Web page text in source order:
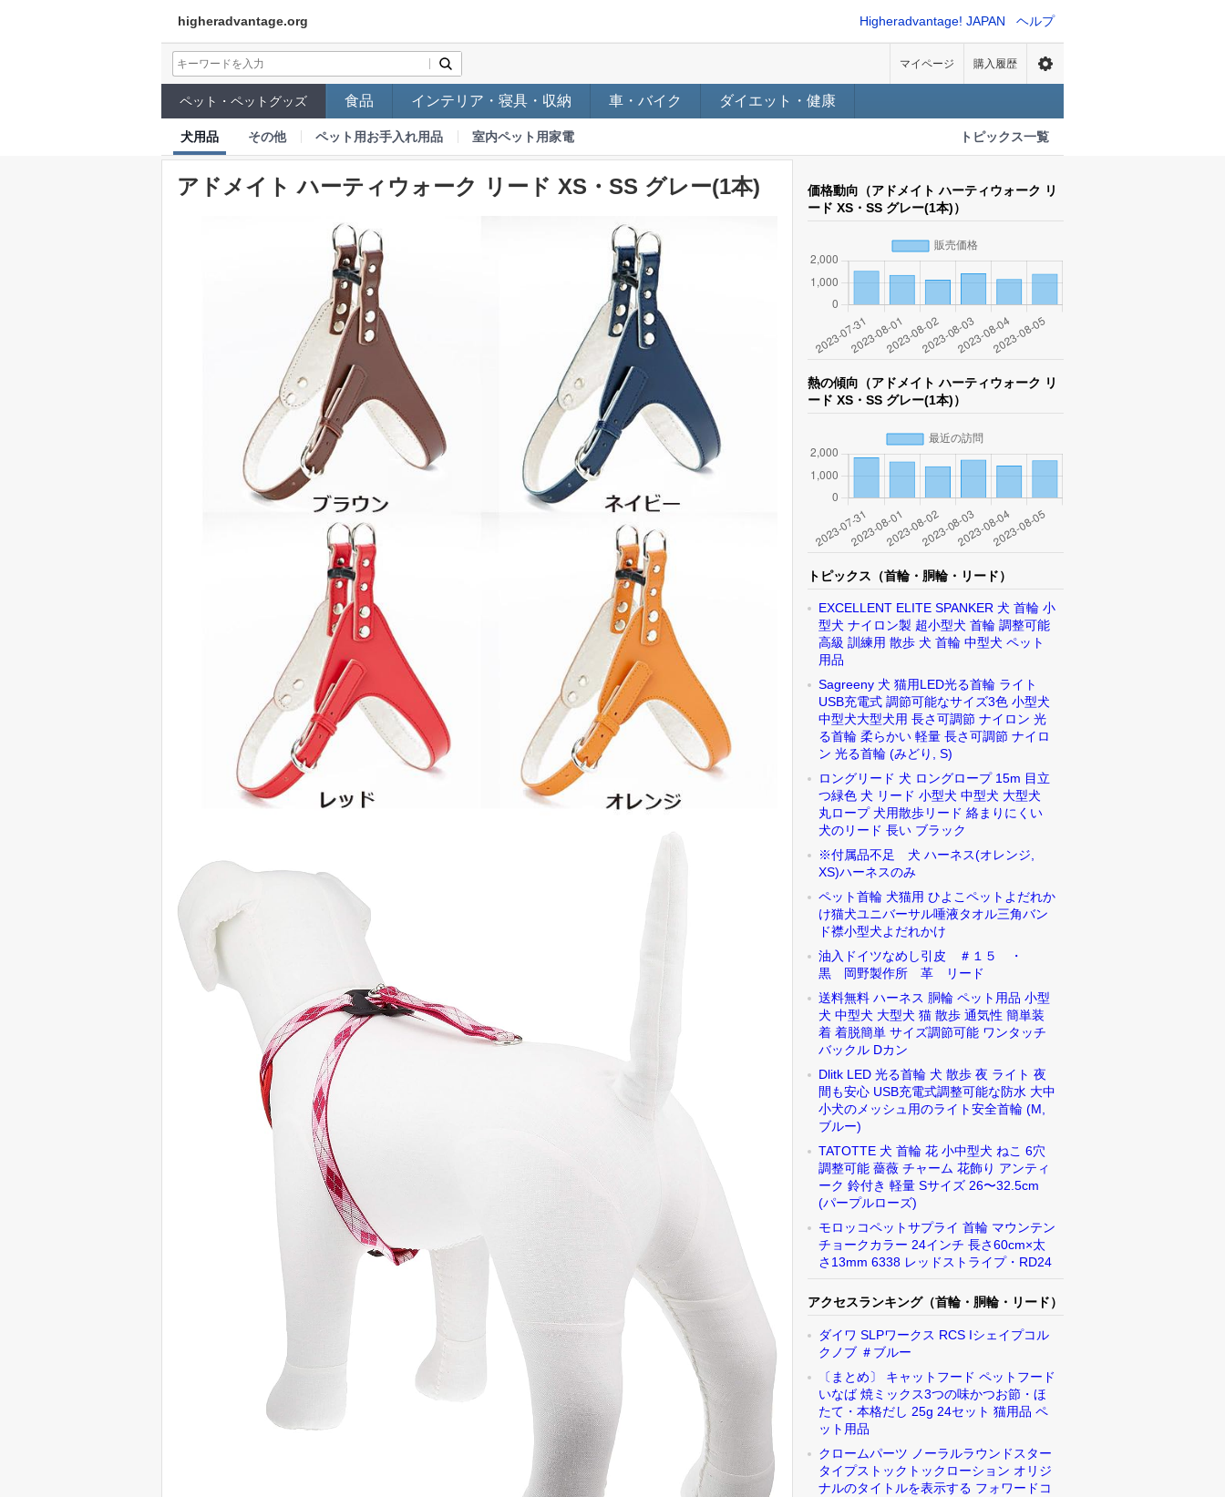
higheradvantage.org Higheradvantage! JAPAN ヘルプ
マイページ 購入履歴
ペット・ペットグッズ 食品 インテリア・寝具・収納 車・バイク ダイエット・健康
犬用品 その他 ペット用お手入れ用品 室内ペット用家電 トピックス一覧
アドメイト ハーティウォーク リード XS・SS グレー(1本)
価格動向（アドメイト ハーティウォーク リ
ード XS・SS グレー(1本)）
熱の傾向（アドメイト ハーティウォーク リ
ード XS・SS グレー(1本)）
トピックス（首輪・胴輪・リード）
EXCELLENT ELITE SPANKER 犬 首輪 小
型犬 ナイロン製 超小型犬 首輪 調整可能
高級 訓練用 散歩 犬 首輪 中型犬 ペット
用品
Sagreeny 犬 猫用LED光る首輪 ライト
USB充電式 調節可能なサイズ3色 小型犬
中型犬大型犬用 長さ可調節 ナイロン 光
る首輪 柔らかい 軽量 長さ可調節 ナイロ
ン 光る首輪 (みどり, S)
ロングリード 犬 ロングロープ 15m 目立
つ緑色 犬 リード 小型犬 中型犬 大型犬
丸ロープ 犬用散歩リード 絡まりにくい
犬のリード 長い ブラック
※付属品不足 犬 ハーネス(オレンジ,
XS)ハーネスのみ
ペット首輪 犬猫用 ひよこペットよだれか
け猫犬ユニバーサル唾液タオル三角バン
ド襟小型犬よだれかけ
油入ドイツなめし引皮 ＃１５ ・
黒 岡野製作所 革 リード
送料無料 ハーネス 胴輪 ペット用品 小型
犬 中型犬 大型犬 猫 散歩 通気性 簡単装
着 着脱簡単 サイズ調節可能 ワンタッチ
バックル Dカン
Dlitk LED 光る首輪 犬 散歩 夜 ライト 夜
間も安心 USB充電式調整可能な防水 大中
小犬のメッシュ用のライト安全首輪 (M,
ブルー)
TATOTTE 犬 首輪 花 小中型犬 ねこ 6穴
調整可能 薔薇 チャーム 花飾り アンティ
ーク 鈴付き 軽量 Sサイズ 26〜32.5cm
(パープルローズ)
モロッコペットサプライ 首輪 マウンテン
チョークカラー 24インチ 長さ60cm×太
さ13mm 6338 レッドストライプ・RD24
アクセスランキング（首輪・胴輪・リード）
ダイワ SLPワークス RCS Iシェイプコル
クノブ ＃ブルー
〔まとめ〕 キャットフード ペットフード
いなば 焼ミックス3つの味かつお節・ほ
たて・本格だし 25g 24セット 猫用品 ペ
ット用品
クロームパーツ ノーラルラウンドスター
タイプストックトックローション オリジ
ナルのタイトルを表示する フォワードコ